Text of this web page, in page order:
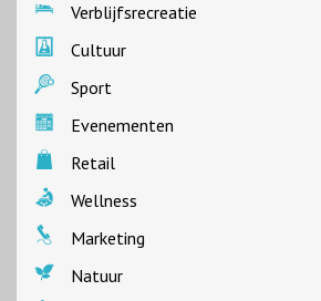
Verblijfsrecreatie
Cultuur
Sport
Evenementen
Retail
Wellness
Marketing
Natuur